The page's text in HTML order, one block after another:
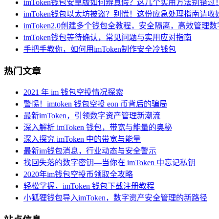
imToken钱包安卓版如何辨真假？这几个实用方法别错过！
imToken钱包以太坊被盗？别慌！这份应急处理指南请收
imToken2.0创建多个钱包全教程，安全隔离，高效管理数
imToken钱包等待确认，常见问题与实用应对指南
手把手教你，如何用imToken制作安全冷钱包
热门文章
2021 年 im 钱包空投情况探索
警惕！imtoken 钱包空投 eon 币背后的骗局
最新imToken，引领数字资产管理新潮流
深入解析 imToken 钱包，带宽与能量的奥秘
深入探究 imToken 中的带宽与能量
最新im钱包消息，行业动态与安全警示
找回失落的数字密钥—当你在 imToken 中忘记私钥
2020年im钱包空投币领取全攻略
轻松掌握，imToken 钱包下载注册教程
小狐狸钱包导入imToken，数字资产安全管理的新路径